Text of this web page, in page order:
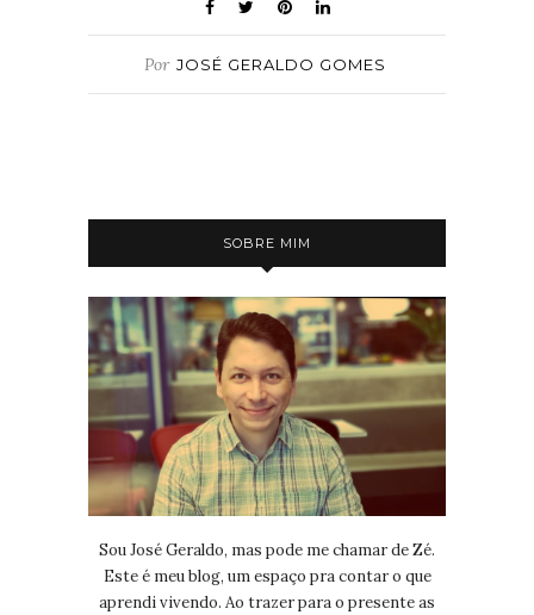
Por JOSÉ GERALDO GOMES
SOBRE MIM
Sou José Geraldo, mas pode me chamar de Zé.
Este é meu blog, um espaço pra contar o que
aprendi vivendo. Ao trazer para o presente as